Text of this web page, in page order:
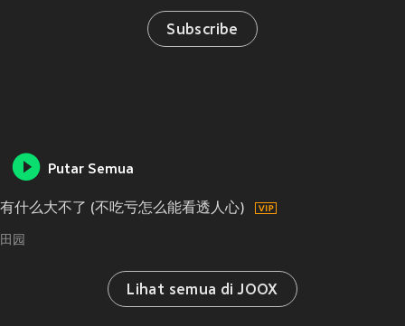
Subscribe
Putar Semua
有什么大不了 (不吃亏怎么能看透人心)
田园
Lihat semua di JOOX